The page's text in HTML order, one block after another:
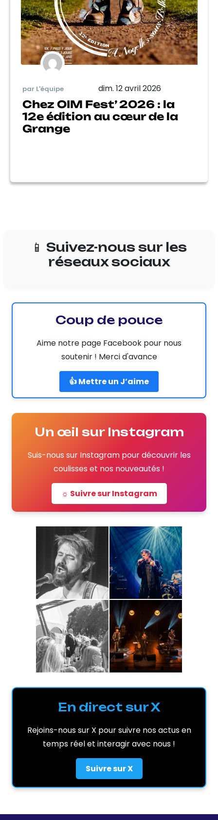
par L'équipe dim. 12 avril 2026
Chez OIM Fest’ 2026 : la
12e édition au cœur de la
Grange
📱 Suivez-nous sur les
réseaux sociaux
Coup de pouce
Aime notre page Facebook pour nous
soutenir ! Merci d'avance
👍 Mettre un J’aime
Un œil sur Instagram
Suis-nous sur Instagram pour découvrir les
coulisses et nos nouveautés !
☼ Suivre sur Instagram
En direct sur X
Rejoins-nous sur X pour suivre nos actus en
temps réel et interagir avec nous !
Suivre sur X